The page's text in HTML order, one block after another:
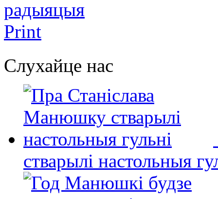
радыяцыя
Print
Слухайце нас
стварылі настольныя